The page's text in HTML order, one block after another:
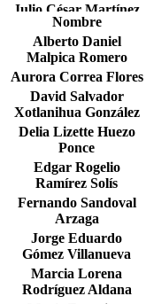
Julio César Martínez
Suárez
Laura Esther Zapata
Cantú
Mauricio Cervantes
Zepeda
Mauro Rodríguez
Marín
Miguel Angel
Montoya Bayardo
Raúl Francisco
Montalvo Corzo
Ricardo Buitrago
Sandra Maycotte
Felkel
Eduardo Armando
Nombre
Alberto Daniel
Malpica Romero
Aurora Correa Flores
David Salvador
Xotlanihua González
Delia Lizette Huezo
Ponce
Edgar Rogelio
Ramírez Solís
Fernando Sandoval
Arzaga
Jorge Eduardo
Gómez Villanueva
Marcia Lorena
Rodríguez Aldana